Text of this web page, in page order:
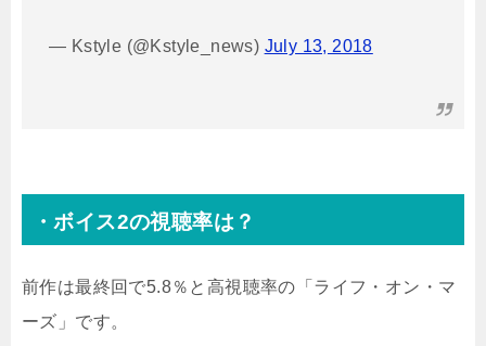
— Kstyle (@Kstyle_news) July 13, 2018
・ボイス2の視聴率は？
前作は最終回で5.8％と高視聴率の「ライフ・オン・マ
ーズ」です。